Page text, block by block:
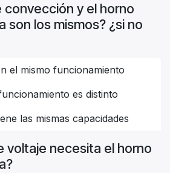
convección y el horno
son los mismos? ¿si no
el mismo funcionamiento
es distinto
las mismas capacidades
voltaje necesita el horno